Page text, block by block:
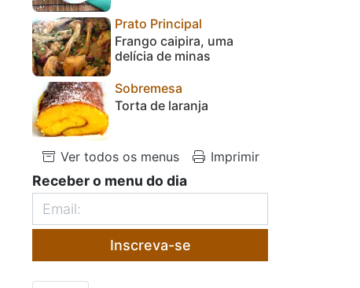
Prato Principal
Frango caipira, uma
delícia de minas
Sobremesa
Torta de laranja
Ver todos os menus Imprimir
Receber o menu do dia
Inscreva-se